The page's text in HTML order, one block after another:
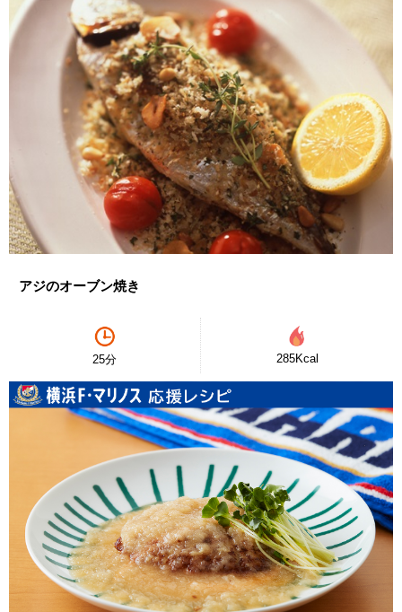
アジのオーブン焼き
25分 285Kcal